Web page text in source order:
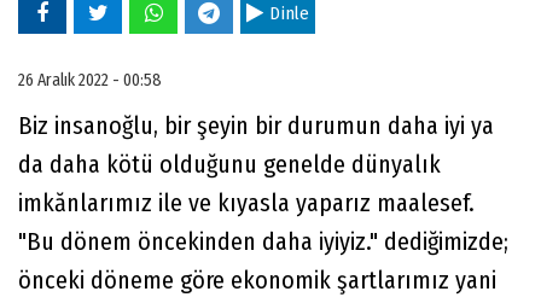
Dinle
26 Aralık 2022 - 00:58
Biz insanoğlu, bir şeyin bir durumun daha iyi ya
da daha kötü olduğunu genelde dünyalık
imkănlarımız ile ve kıyasla yaparız maalesef.
"Bu dönem öncekinden daha iyiyiz." dediğimizde;
önceki döneme göre ekonomik şartlarımız yani